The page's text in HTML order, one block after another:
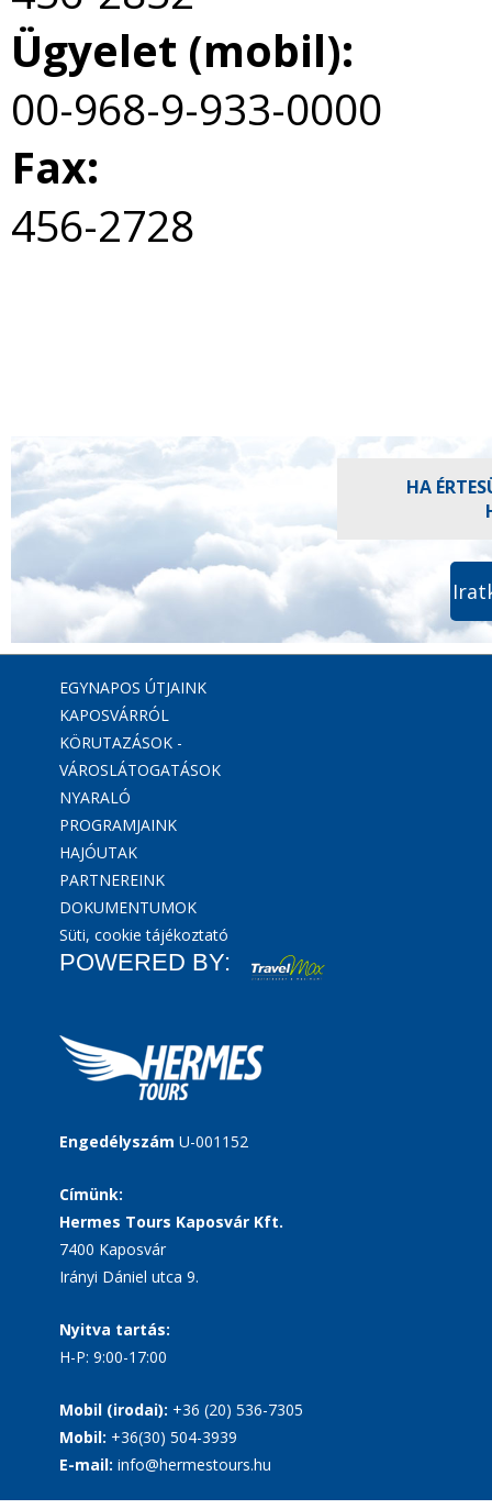
Ügyelet (mobil):
00-968-9-933-0000
Fax:
456-2728
HA
EGYNAPOS ÚTJAINK
KAPOSVÁRRÓL
KÖRUTAZÁSOK -
VÁROSLÁTOGATÁSOK
NYARALÓ
PROGRAMJAINK
HAJÓUTAK
PARTNEREINK
DOKUMENTUMOK
Süti, cookie tájékoztató
POWERED BY:
Engedélyszám U-001152
Címünk:
Hermes Tours Kaposvár Kft.
7400 Kaposvár
Irányi Dániel utca 9.
Nyitva tartás:
H-P: 9:00-17:00
Mobil (irodai): +36 (20) 536-7305
Mobil: +36(30) 504-3939
E-mail: info@hermestours.hu